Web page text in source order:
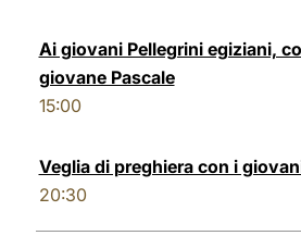
Ai giovani Pellegrini egiziani,
giovane Pascale
15:00
Veglia di preghiera con i
20:30